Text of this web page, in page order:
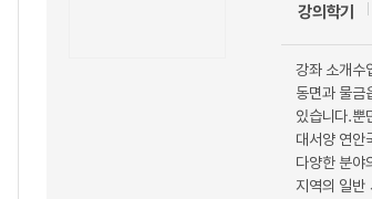
강의학기
강좌 소개수
동면과 물금
있습니다.뿐
대서양 연안
다양한 분야
지역의 일반